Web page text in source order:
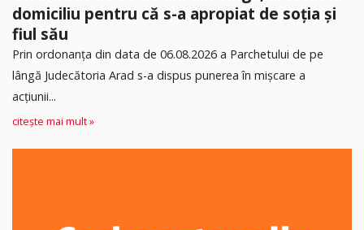
domiciliu pentru că s-a apropiat de soția și
fiul său
Prin ordonanța din data de 06.08.2026 a Parchetului de pe
lângă Judecătoria Arad s-a dispus punerea în mişcare a
acţiunii...
citește mai mult »